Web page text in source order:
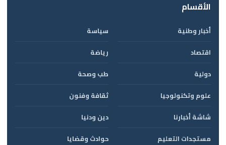
الأقسام
أخبار وطنية
سياسة
اقتصاد
رياضة
دولية
طب وصحة
علوم وتكنولوجيا
ثقافة وفنون
شاشة أخبارنا
دين ودنيا
مستجدات التعليم
حوادث وقضايا